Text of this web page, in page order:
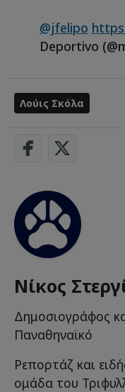
@jfelipo
Deportivo
Λούις Σκόλα
Νίκος
Δημοσιογράφος
Παναθηναϊκό
Ρεπορτάζ και
ομάδα του